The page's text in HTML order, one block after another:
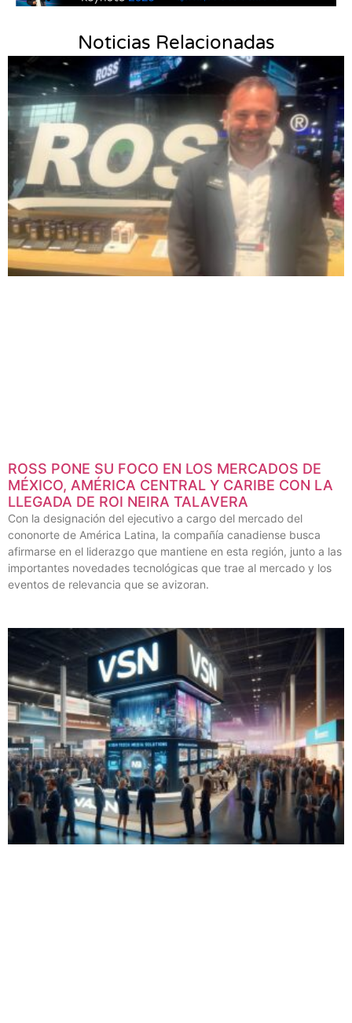
Noticias Relacionadas
ROSS PONE SU FOCO EN LOS MERCADOS DE
MÉXICO, AMÉRICA CENTRAL Y CARIBE CON LA
LLEGADA DE ROI NEIRA TALAVERA
Con la designación del ejecutivo a cargo del mercado del
cononorte de América Latina, la compañía canadiense busca
afirmarse en el liderazgo que mantiene en esta región, junto a las
importantes novedades tecnológicas que trae al mercado y los
eventos de relevancia que se avizoran.